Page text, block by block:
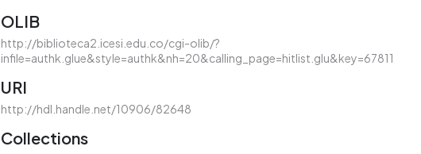
OLIB
http://biblioteca2.icesi.edu.co/cgi-olib/?
infile=authk.glue&style=authk&nh=20&calling_page=hitlist.glu&key=67811
URI
http://hdl.handle.net/10906/82648
Collections